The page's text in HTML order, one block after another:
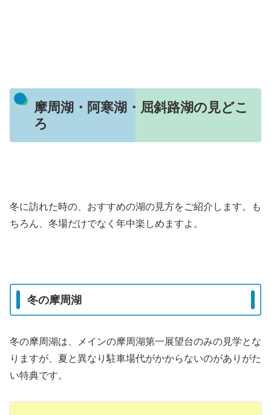
摩周湖・阿寒湖・屈斜路湖の見どこ
ろ
冬に訪れた時の、おすすめの湖の見方をご紹介します。も
ちろん、冬場だけでなく年中楽しめますよ。
冬の摩周湖
冬の摩周湖は、メインの摩周湖第一展望台のみの見学とな
りますが、夏と異なり駐車場代がかからないのがありがた
い特典です。